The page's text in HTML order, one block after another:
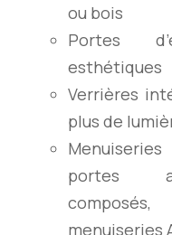
ou bois
Portes
esthétiques
Verrières
plus de
portes
menuiseries